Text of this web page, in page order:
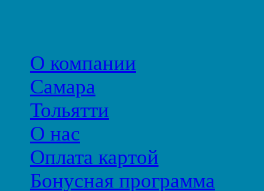
О компании
Самара
Тольятти
О нас
Оплата картой
Бонусная программа